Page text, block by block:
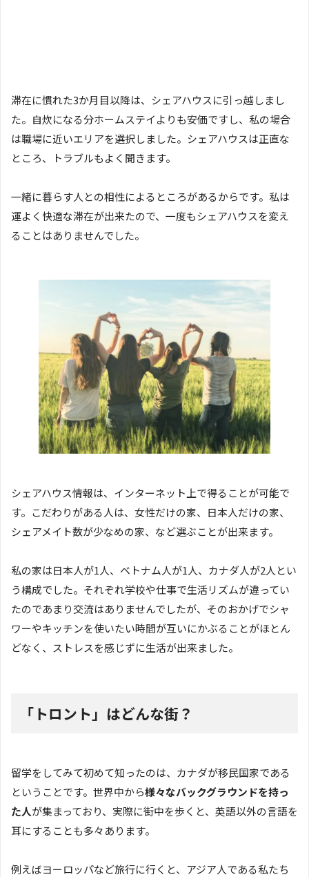
滞在に慣れた3か月目以降は、シェアハウスに引っ越しまし
た。自炊になる分ホームステイよりも安価ですし、私の場合
は職場に近いエリアを選択しました。シェアハウスは正直な
ところ、トラブルもよく聞きます。
一緒に暮らす人との相性によるところがあるからです。私は
運よく快適な滞在が出来たので、一度もシェアハウスを変え
ることはありませんでした。
シェアハウス情報は、インターネット上で得ることが可能で
す。こだわりがある人は、女性だけの家、日本人だけの家、
シェアメイト数が少なめの家、など選ぶことが出来ます。
私の家は日本人が1人、ベトナム人が1人、カナダ人が2人とい
う構成でした。それぞれ学校や仕事で生活リズムが違ってい
たのであまり交流はありませんでしたが、そのおかげでシャ
ワーやキッチンを使いたい時間が互いにかぶることがほとん
どなく、ストレスを感じずに生活が出来ました。
「トロント」はどんな街？
留学をしてみて初めて知ったのは、カナダが移民国家である
ということです。世界中から様々なバックグラウンドを持っ
た人が集まっており、実際に街中を歩くと、英語以外の言語を
耳にすることも多々あります。
例えばヨーロッパなど旅行に行くと、アジア人である私たち